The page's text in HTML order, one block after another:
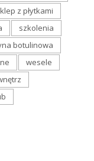
z płytkami
szkolenia
botulinowa
wesele